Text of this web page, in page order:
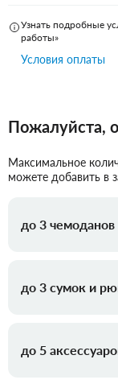
Узнать подробные
работы»
Условия оплаты
Пожалуйста,
Максимальное
можете добавить в
до 3 чемоданов
до 3 сумок и
до 5